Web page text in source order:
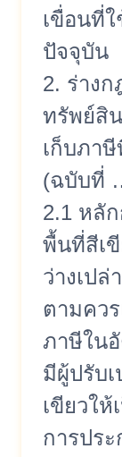
เขื่อนที่
ปัจจุบัน
2. ร่าง
ทรัพย์สิ
เก็บภา
(ฉบับที่
2.1 หลั
พื้นที่สีเ
ว่างเป
ตามคว
ภาษีใน
มีผู้ปรับ
เขียวใ
การปร